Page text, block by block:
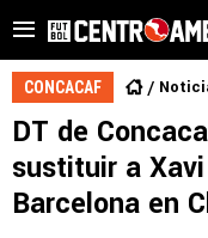
CONCACAF
DT de
sustituir a
Barcelona en